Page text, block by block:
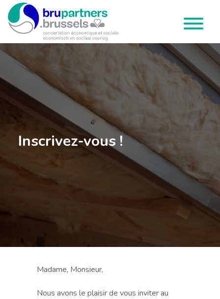
Brupartners
Menu
Inscrivez-vous !
Madame, Monsieur,
Nous avons le plaisir de vous inviter au